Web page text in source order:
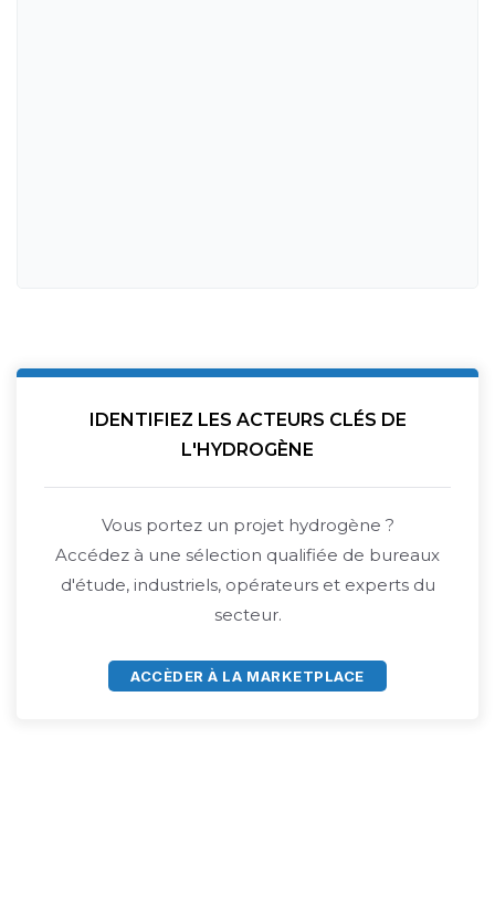
IDENTIFIEZ LES ACTEURS CLÉS DE
L'HYDROGÈNE
Vous portez un projet hydrogène ?
Accédez à une sélection qualifiée de bureaux
d'étude, industriels, opérateurs et experts du
secteur.
ACCÈDER À LA MARKETPLACE